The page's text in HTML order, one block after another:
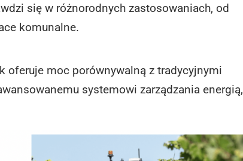
się w różnorodnych zastosowaniach, od
komunalne.
oferuje moc porównywalną z tradycyjnymi
systemowi zarządzania energią,